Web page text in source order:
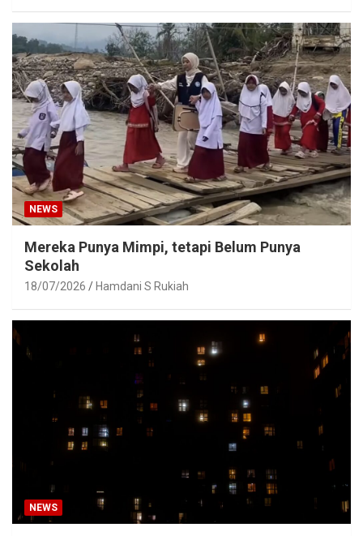
NEWS
Mereka Punya Mimpi, tetapi Belum Punya
Sekolah
18/07/2026 Hamdani S Rukiah
NEWS